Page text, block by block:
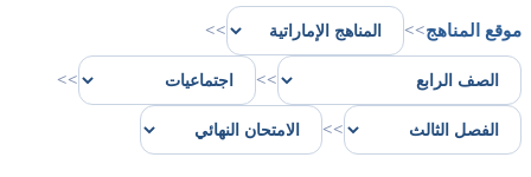
موقع المناهج>>
>>
>>
>>
>>